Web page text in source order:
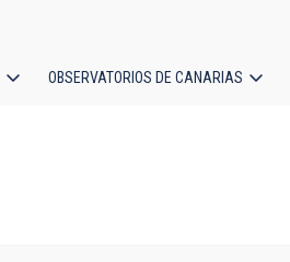
OBSERVATORIOS DE CANARIAS